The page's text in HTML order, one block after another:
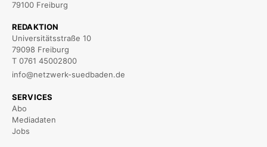
79100 Freiburg
REDAKTION
Universitätsstraße 10
79098 Freiburg
T 0761 45002800
info@netzwerk-suedbaden.de
SERVICES
Abo
Mediadaten
Jobs